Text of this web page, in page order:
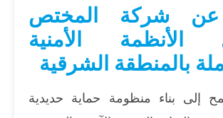
عن شركة المختص
الأنظمة الأمنية
بالمنطقة الشرقية
إلى بناء منظومة حماية حديدية